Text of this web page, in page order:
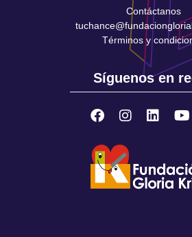
Contáctanos
Términos y
Síguenos en